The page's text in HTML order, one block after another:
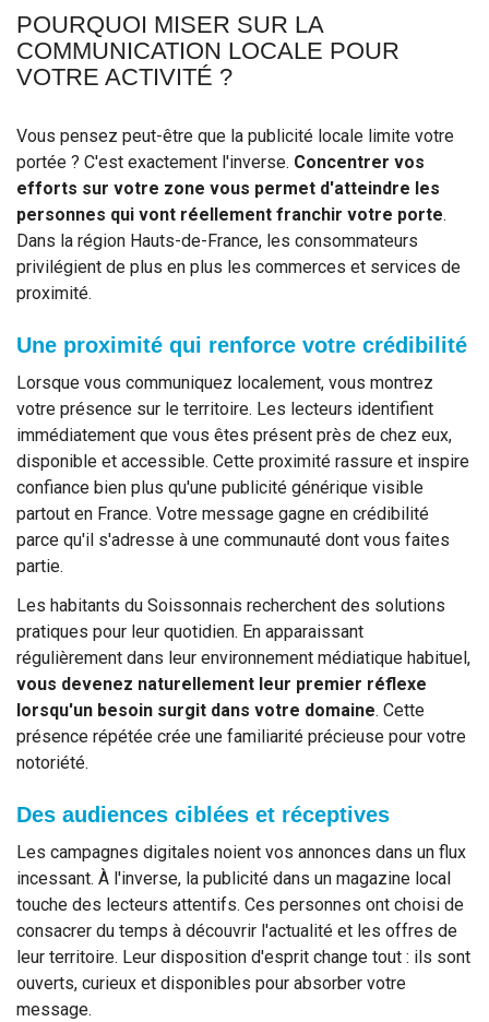
POURQUOI MISER SUR LA
COMMUNICATION LOCALE POUR
VOTRE ACTIVITÉ ?
Vous pensez peut-être que la publicité locale limite votre
portée ? C'est exactement l'inverse. Concentrer vos
efforts sur votre zone vous permet d'atteindre les
personnes qui vont réellement franchir votre porte.
Dans la région Hauts-de-France, les consommateurs
privilégient de plus en plus les commerces et services de
proximité.
Une proximité qui renforce votre crédibilité
Lorsque vous communiquez localement, vous montrez
votre présence sur le territoire. Les lecteurs identifient
immédiatement que vous êtes présent près de chez eux,
disponible et accessible. Cette proximité rassure et inspire
confiance bien plus qu'une publicité générique visible
partout en France. Votre message gagne en crédibilité
parce qu'il s'adresse à une communauté dont vous faites
partie.
Les habitants du Soissonnais recherchent des solutions
pratiques pour leur quotidien. En apparaissant
régulièrement dans leur environnement médiatique habituel,
vous devenez naturellement leur premier réflexe
lorsqu'un besoin surgit dans votre domaine. Cette
présence répétée crée une familiarité précieuse pour votre
notoriété.
Des audiences ciblées et réceptives
Les campagnes digitales noient vos annonces dans un flux
incessant. À l'inverse, la publicité dans un magazine local
touche des lecteurs attentifs. Ces personnes ont choisi de
consacrer du temps à découvrir l'actualité et les offres de
leur territoire. Leur disposition d'esprit change tout : ils sont
ouverts, curieux et disponibles pour absorber votre
message.